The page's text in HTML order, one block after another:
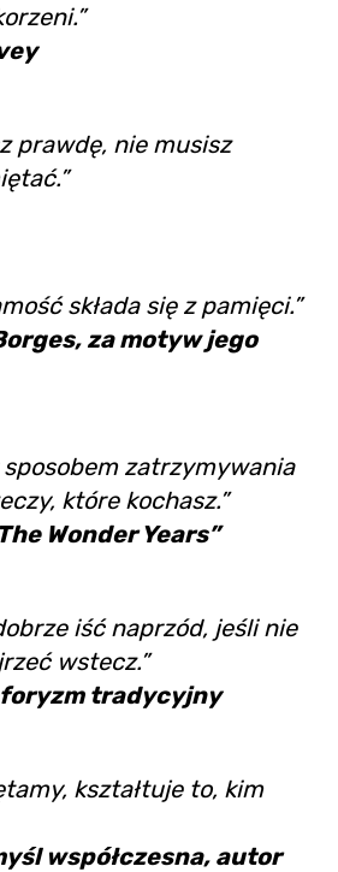
prawdę, nie musisz
składa się z pamięci.”
za motyw jego
sposobem zatrzymywania
które kochasz.”
Wonder Years”
iść naprzód, jeśli nie
wstecz.”
tradycyjny
kształtuje to, kim
współczesna, autor